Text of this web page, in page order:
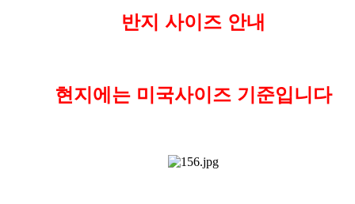
반지 사이즈 안내
현지에는 미국사이즈 기준입니다